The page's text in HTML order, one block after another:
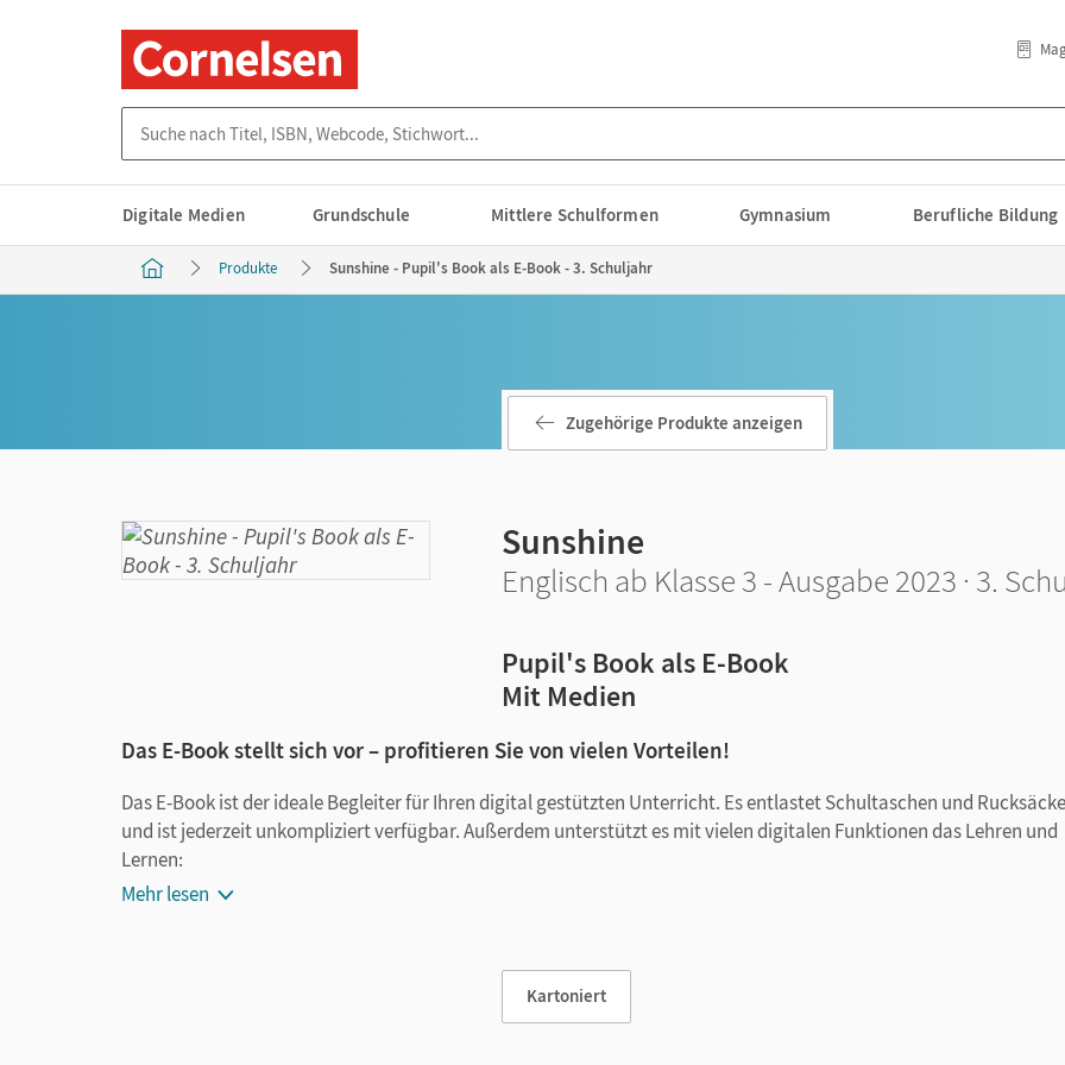
Digitale Medien Grundschule Mittlere Schulformen Gymnasium Berufliche Bildung
Produkte Sunshine - Pupil's Book als E-Book - 3. Schuljahr
Zugehörige Produkte anzeigen
Sunshine
Englisch ab Klasse 3 - Ausgabe 2023 · 3.
Pupil's Book als E-Book
Mit Medien
Das E-Book stellt sich vor – profitieren Sie von vielen Vorteilen!
Das E-Book ist der ideale Begleiter für Ihren digital gestützten Unterricht. Es entlastet Schultaschen und Rucksäcke
und ist jederzeit unkompliziert verfügbar. Außerdem unterstützt es mit vielen digitalen Funktionen das Lehren und
Lernen:
Mehr lesen
Kartoniert